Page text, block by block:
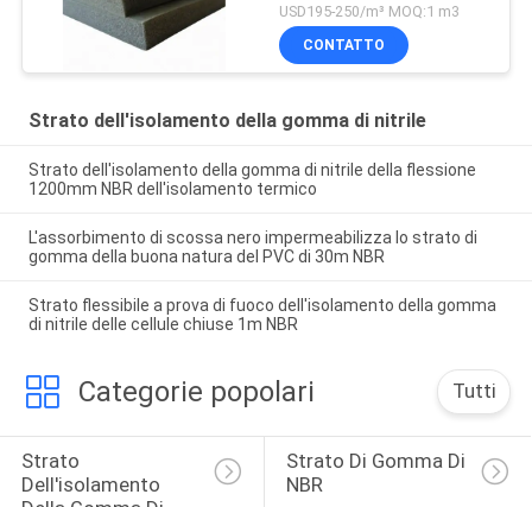
USD195-250/m³ MOQ:1 m3
CONTATTO
Strato dell'isolamento della gomma di nitrile
Strato dell'isolamento della gomma di nitrile della flessione
1200mm NBR dell'isolamento termico
L'assorbimento di scossa nero impermeabilizza lo strato di
gomma della buona natura del PVC di 30m NBR
Strato flessibile a prova di fuoco dell'isolamento della gomma
di nitrile delle cellule chiuse 1m NBR
Categorie popolari Tutti
Strato
Dell'isolamento
Strato Di Gomma Di
NBR